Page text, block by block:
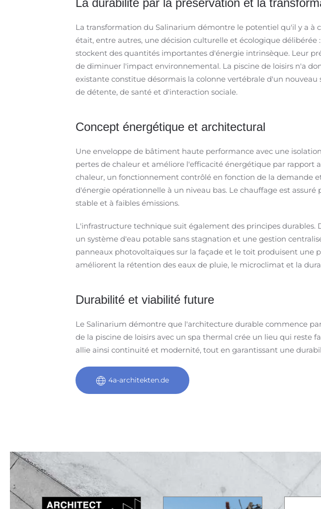
La durabilité par la préservation et la
La transformation du Salinarium démontre le potentiel qu'il y a à
était, entre autres, une décision culturelle et écologique
stockent des quantités importantes d'énergie intrinsèque. Leur
de diminuer l'impact environnemental. La piscine de loisirs n'a
existante constitue désormais la colonne vertébrale d'un
de détente, de santé et d'interaction sociale.
Concept énergétique et architectural
Une enveloppe de bâtiment haute performance avec une
pertes de chaleur et améliore l'efficacité énergétique par
chaleur, un fonctionnement contrôlé en fonction de la demande
d'énergie opérationnelle à un niveau bas. Le chauffage est
stable et à faibles émissions.
L'infrastructure technique suit également des principes durables.
un système d'eau potable sans stagnation et une gestion
panneaux photovoltaïques sur la façade et le toit produisent une
améliorent la rétention des eaux de pluie, le microclimat et la
Durabilité et viabilité future
Le Salinarium démontre que l'architecture durable commence
de la piscine de loisirs avec un spa thermal crée un lieu qui reste
allie ainsi continuité et modernité, tout en garantissant une
4a-architekten.de